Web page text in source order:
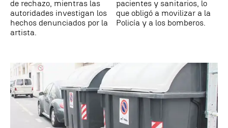
de rechazo, mientras las
autoridades investigan los
hechos denunciados por la
artista.
pacientes y sanitarios, lo
que obligó a movilizar a la
Policía y a los bomberos.